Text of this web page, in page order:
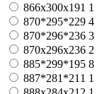
866х300х191 1
870*295*229 4
870*296*236 3
870х296х236 2
885*299*195 8
887*281*211 1